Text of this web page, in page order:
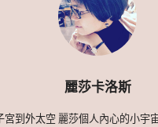
麗莎卡洛斯
宮到外太空 麗莎個人內心的小宇